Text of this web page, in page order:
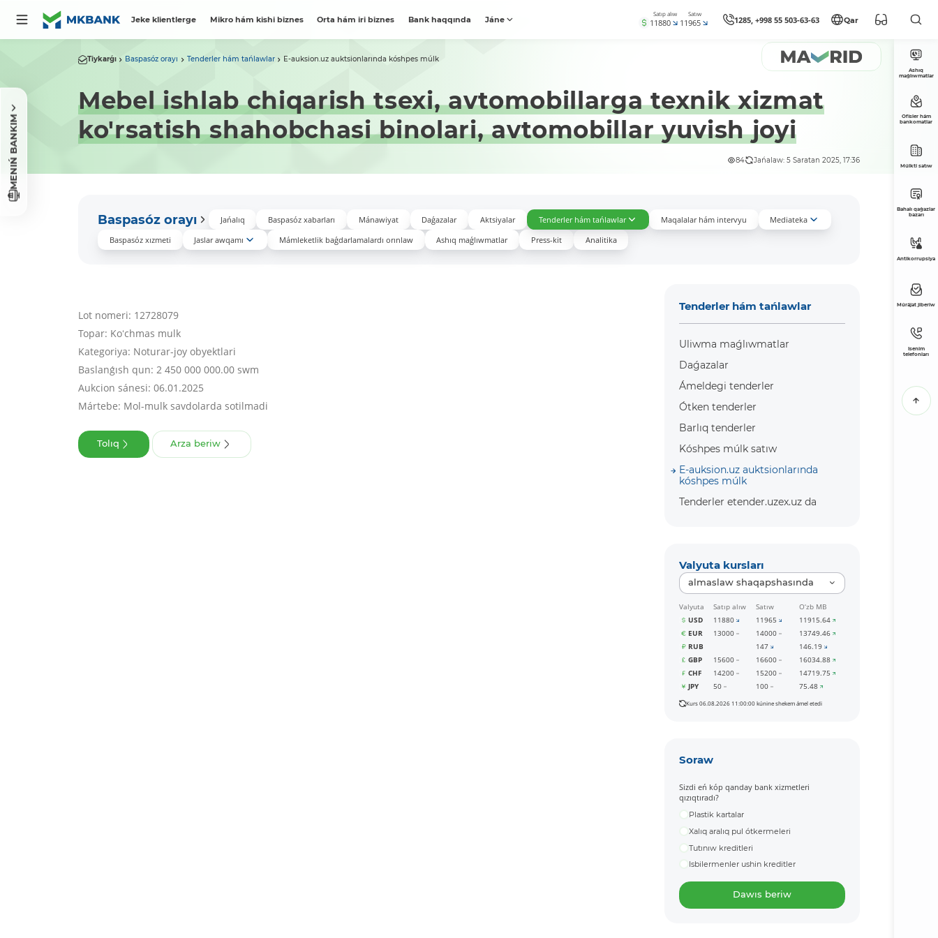
Jeke klientlerge Mikro hám kishi biznes Orta hám iri biznes Bank haqqında Jáne
Satıp alıw
11880
Satıw
11965 1285, +998 55 503-63-63 Qar
MENIŃ BANKIM
Tiykarǵı Baspasóz orayı Tenderler hám tańlawlar E-auksion.uz auktsionlarında kóshpes múlk
Mebel ishlab chiqarish tsexi, avtomobillarga texnik xizmat
ko'rsatish shahobchasi binolari, avtomobillar yuvish joyi
84 Jańalaw: 5 Saratan 2025, 17:36
Baspasóz orayı Jańalıq Baspasóz xabarları Mánawiyat Daǵazalar Aktsiyalar Tenderler hám tańlawlar Maqalalar hám intervyu
Mediateka
Baspasóz xızmeti
Jaslar awqamı Mámleketlik baǵdarlamalardı orınlaw Ashıq maǵlıwmatlar Press-kit Analitika
Lot nomeri: 12728079
Topar: Koʻchmas mulk
Kategoriya: Noturar-joy obyektlari
Baslanǵısh qun: 2 450 000 000.00 swm
Aukcion sánesi: 06.01.2025
Mártebe: Mol-mulk savdolarda sotilmadi
Tolıq Arza beriw
Tenderler hám tańlawlar
Uliwma maǵlıwmatlar
Daǵazalar
Ámeldegi tenderler
Ótken tenderler
Barlıq tenderler
Kóshpes múlk satıw
E-auksion.uz auktsionlarında
kóshpes múlk
Tenderler etender.uzex.uz da
Valyuta kursları
almaslaw shaqapshasında
Valyuta Satıp alıw Satıw
O‘zb MB
USD
11880 11965
11915.64
EUR
13000 14000
13749.46
RUB
147
146.19
GBP
15600 16600
16034.88
CHF
14200 15200
14719.75
JPY
50 100 75.48
Kurs 06.08.2026 11:00:00 kúnine shekem ámel etedi
Soraw
Sizdi eń kóp qanday bank xizmetleri
qızıqtıradı?
Plastik kartalar
Xalıq aralıq pul ótkermeleri
Tutınıw kreditleri
Isbilermenler ushin kreditler
Dawıs beriw
Ashıq
maǵlıwmatlar
Ofisler hám
bankomatlar
Múlkti satıw
Bahalı qaǵazlar
bazarı
Antikorrupsiya
Múrájat jiberiw
Isenim
telefonları